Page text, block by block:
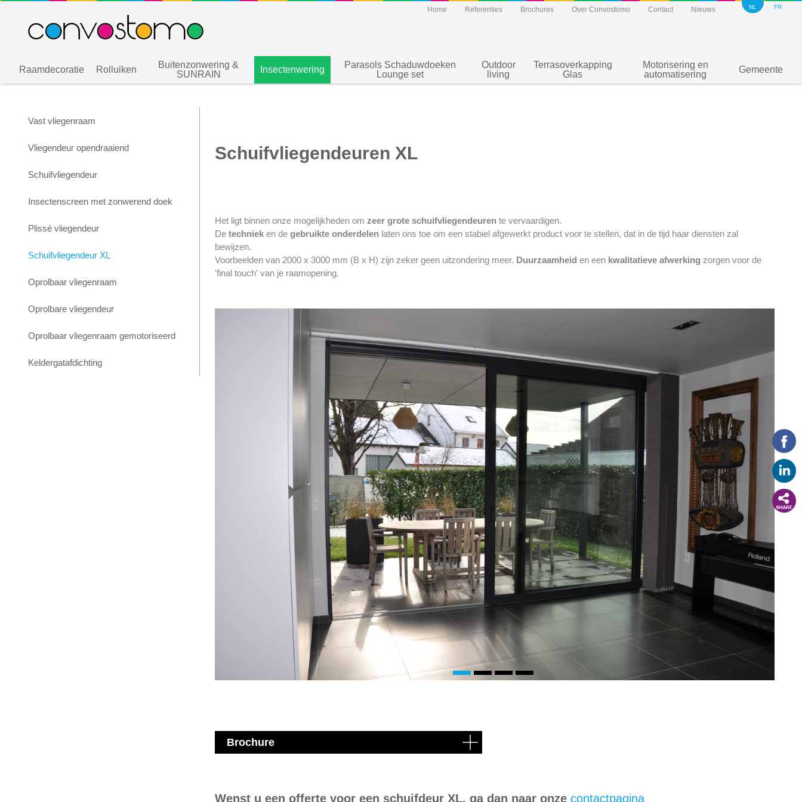
Home Referenties Brochures Over Convostomo Contact Nieuws NL FR
Raamdecoratie Rolluiken
Buitenzonwering &
SUNRAIN
Insectenwering
Parasols Schaduwdoeken
Lounge set
Outdoor
living
Terrasoverkapping
Glas
Motorisering en
automatisering
Gemeente
Vast vliegenraam
Vliegendeur opendraaiend
Schuifvliegendeur
Insectenscreen met zonwerend doek
Plissé vliegendeur
Schuifvliegendeur XL
Oprolbaar vliegenraam
Oprolbare vliegendeur
Oprolbaar vliegenraam gemotoriseerd
Keldergatafdichting
Schuifvliegendeuren XL
Het ligt binnen onze mogelijkheden om zeer grote schuifvliegendeuren te vervaardigen.
De technieken de gebruikte onderdelen laten ons toe om een stabiel afgewerkt product voor te stellen, dat in de tijd haar diensten zal
bewijzen.
Voorbeelden van 2000 x 3000 mm (B x H) zijn zeker geen uitzondering meer. Duurzaamheid en een kwalitatieve afwerking zorgen voor de
'final touch' van je raamopening.
Brochure
Wenst u een offerte voor een schuifdeur XL, ga dan naar onze contactpagina